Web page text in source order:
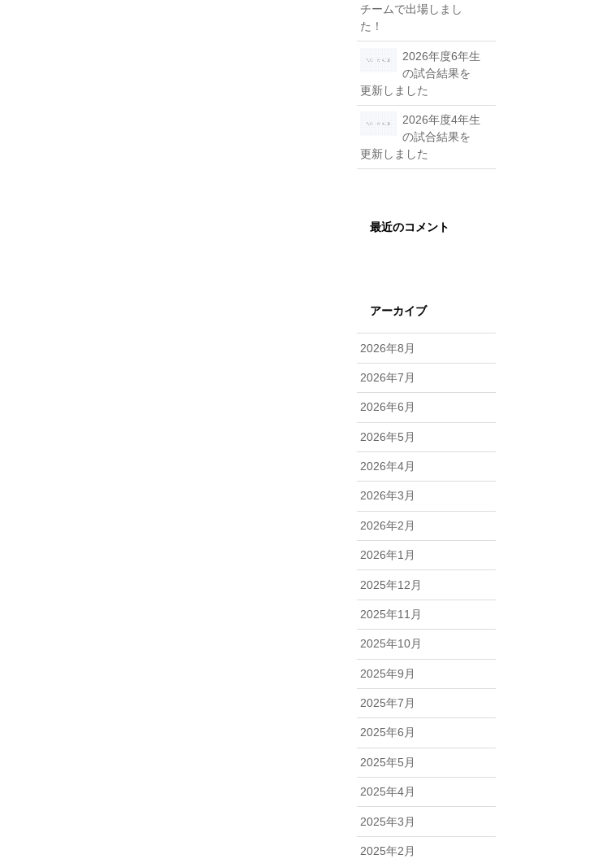
チームで出場しまし
た！
2026年度6年生
の試合結果を
更新しました
2026年度4年生
の試合結果を
更新しました
最近のコメント
アーカイブ
2026年8月
2026年7月
2026年6月
2026年5月
2026年4月
2026年3月
2026年2月
2026年1月
2025年12月
2025年11月
2025年10月
2025年9月
2025年7月
2025年6月
2025年5月
2025年4月
2025年3月
2025年2月